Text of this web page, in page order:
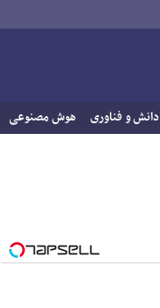
دانش و فناوری هوش مصنوعی